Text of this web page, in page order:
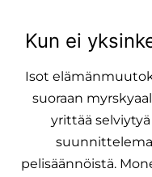
Kun ei
Isot
suoraan
yrittää
pelisäännöistä.